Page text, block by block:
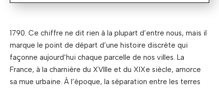
1790. Ce chiffre ne dit rien à la plupart d’entre nous, mais il
marque le point de départ d’une histoire discrète qui
façonne aujourd’hui chaque parcelle de nos villes. La
France, à la charnière du XVIIIe et du XIXe siècle, amorce
sa mue urbaine. À l’époque, la séparation entre les terres